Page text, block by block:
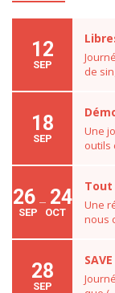
12
SEP
de
18
SEP
Une
outils
26 24
SEP OCT
Tout
Une
nous
28
SEP